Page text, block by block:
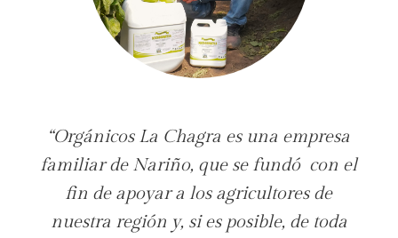
“Orgánicos La Chagra es una empresa
familiarde Nariño, que se fundó con el
fin de apoyar a los agricultores de
nuestra región y, si es posible, detoda